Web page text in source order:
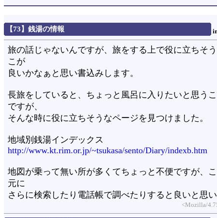
【73】銭湯の情報
旅の話じゃないんですが、旅をする上で役に立ちそ
こが
良いかなぁと思い書込みします。
長旅をしていると、ちょっと風呂に入りたいと思う
ですが、
そんな時に役に立ちそうなページを見つけました。
地域別銭湯インデックス
http://www.kt.rim.or.jp/~tsukasa/sento/Diary/indexb.htm
地図が乗って無い所が多くてちょっと不便ですが、
元に
さらに検索したり電話帳で調べたりすると良いと思
<Mozilla/